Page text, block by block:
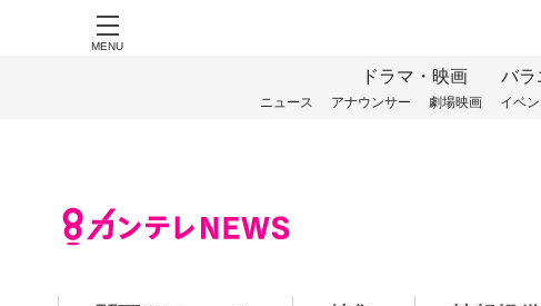
MENU
ドラマ・映画 バラ
ニュース アナウンサー 劇場映画 イベン